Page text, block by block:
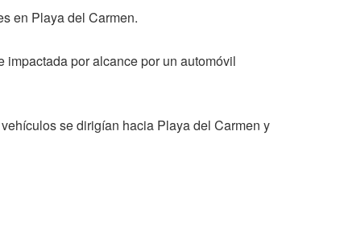
en Playa del Carmen.
por alcance por un automóvil
se dirigían hacia Playa del Carmen y